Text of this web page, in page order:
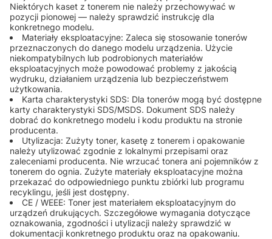
Niektórych kaset z tonerem nie należy przechowywać w
pozycji pionowej — należy sprawdzić instrukcję dla
konkretnego modelu.
Materiały eksploatacyjne: Zaleca się stosowanie tonerów
przeznaczonych do danego modelu urządzenia. Użycie
niekompatybilnych lub podrobionych materiałów
eksploatacyjnych może powodować problemy z jakością
wydruku, działaniem urządzenia lub bezpieczeństwem
użytkowania.
Karta charakterystyki SDS: Dla tonerów mogą być dostępne
karty charakterystyki SDS/MSDS. Dokument SDS należy
dobrać do konkretnego modelu i kodu produktu na stronie
producenta.
Utylizacja: Zużyty toner, kasetę z tonerem i opakowanie
należy utylizować zgodnie z lokalnymi przepisami oraz
zaleceniami producenta. Nie wrzucać tonera ani pojemników z
tonerem do ognia. Zużyte materiały eksploatacyjne można
przekazać do odpowiedniego punktu zbiórki lub programu
recyklingu, jeśli jest dostępny.
CE / WEEE: Toner jest materiałem eksploatacyjnym do
urządzeń drukujących. Szczegółowe wymagania dotyczące
oznakowania, zgodności i utylizacji należy sprawdzić w
dokumentacji konkretnego produktu oraz na opakowaniu.